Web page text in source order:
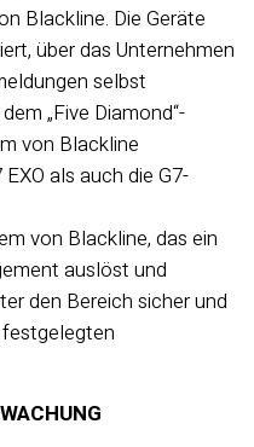
Blackline. Die Geräte
über das Unternehmen
selbst
„Five Diamond“-
von Blackline
als auch die G7-
von Blackline, das ein
auslöst und
den Bereich sicher und